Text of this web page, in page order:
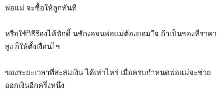
พ่อแม่ จะซื้อให้ลูกทันที
หรือใช้วิธีร้องไห้ชักดิ้ นชักงอจนพ่อแม่ต้องยอมใจ ถ้าเป็นของที่ราคา
สูง ก็ให้ตั้งเงื่อนไข
ของระยะเวลาที่สะสมเงิน ได้เท่าไหร่ เมื่อครบกำหนดพ่อแม่จะช่วย
ออกเงินอีกครึ่งหนึ่ง